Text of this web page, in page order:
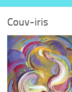
Couv-iris